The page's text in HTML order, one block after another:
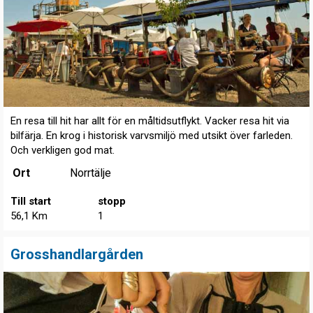
En resa till hit har allt för en måltidsutflykt. Vacker resa hit via
bilfärja. En krog i historisk varvsmiljö med utsikt över farleden.
Och verkligen god mat.
Ort Norrtälje
Till start
56,1 Km
stopp
1
Grosshandlargården